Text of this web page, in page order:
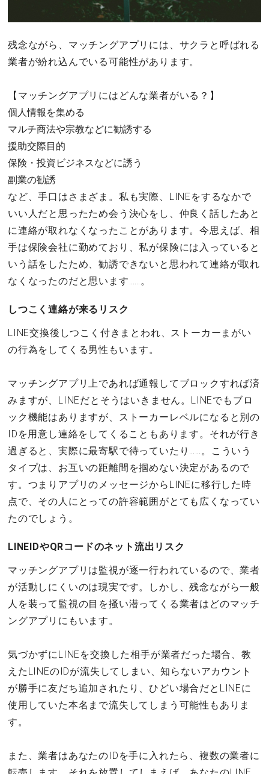
残念ながら、マッチングアプリには、サクラと呼ばれる
業者が紛れ込んでいる可能性があります。
【マッチングアプリにはどんな業者がいる？】
個人情報を集める
マルチ商法や宗教などに勧誘する
援助交際目的
保険・投資ビジネスなどに誘う
副業の勧誘
など、手口はさまざま。私も実際、LINEをするなかで
いい人だと思ったため会う決心をし、仲良く話したあと
に連絡が取れなくなったことがあります。今思えば、相
手は保険会社に勤めており、私が保険には入っていると
いう話をしたため、勧誘できないと思われて連絡が取れ
なくなったのだと思います……。
しつこく連絡が来るリスク
LINE交換後しつこく付きまとわれ、ストーカーまがい
の行為をしてくる男性もいます。
マッチングアプリ上であれば通報してブロックすれば済
みますが、LINEだとそうはいきません。LINEでもブロ
ック機能はありますが、ストーカーレベルになると別の
IDを用意し連絡をしてくることもあります。それが行き
過ぎると、実際に最寄駅で待っていたり……。こういう
タイプは、お互いの距離間を掴めない決定があるので
す。つまりアプリのメッセージからLINEに移行した時
点で、その人にとっての許容範囲がとても広くなってい
たのでしょう。
LINEIDやQRコードのネット流出リスク
マッチングアプリは監視が逐一行われているので、業者
が活動しにくいのは現実です。しかし、残念ながら一般
人を装って監視の目を掻い潜ってくる業者はどのマッチ
ングアプリにもいます。
気づかずにLINEを交換した相手が業者だった場合、教
えたLINEのIDが流失してしまい、知らないアカウント
が勝手に友だち追加されたり、ひどい場合だとLINEに
使用していた本名まで流失してしまう可能性もありま
す。
また、業者はあなたのIDを手に入れたら、複数の業者に